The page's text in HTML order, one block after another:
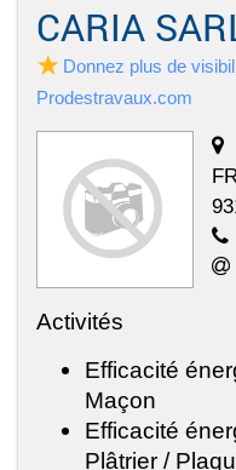
CARIA
Donnez plus de
Prodestravaux.com
Activités
Efficacité
Maçon
Efficacité
Plâtrier /